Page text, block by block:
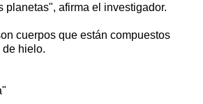
planetas", afirma el investigador.
cuerpos que están compuestos
de hielo.